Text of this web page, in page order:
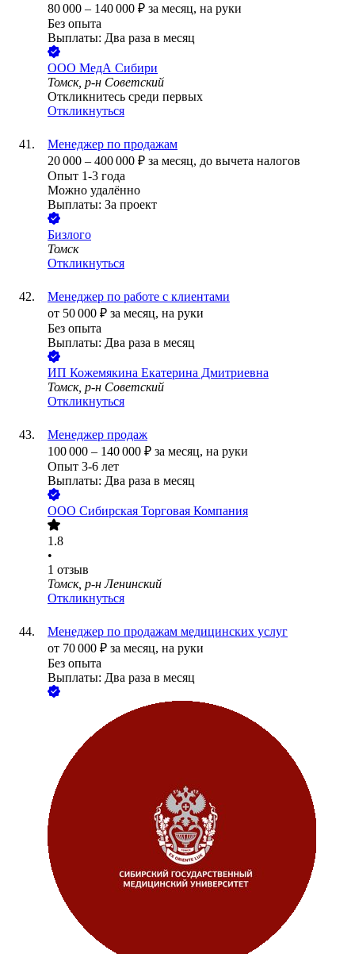
80 000 – 140 000 ₽ за месяц, на руки
Без опыта
Выплаты: Два раза в месяц
ООО МедА Сибири
Томск, р-н Советский
Откликнитесь среди первых
Откликнуться
Менеджер по продажам
20 000 – 400 000 ₽ за месяц, до вычета налогов
Опыт 1-3 года
Можно удалённо
Выплаты: За проект
Бизлого
Томск
Откликнуться
Менеджер по работе с клиентами
от 50 000 ₽ за месяц, на руки
Без опыта
Выплаты: Два раза в месяц
ИП Кожемякина Екатерина Дмитриевна
Томск, р-н Советский
Откликнуться
Менеджер продаж
100 000 – 140 000 ₽ за месяц, на руки
Опыт 3-6 лет
Выплаты: Два раза в месяц
ООО Сибирская Торговая Компания
1.8
•
1 отзыв
Томск, р-н Ленинский
Откликнуться
Менеджер по продажам медицинских услуг
от 70 000 ₽ за месяц, на руки
Без опыта
Выплаты: Два раза в месяц